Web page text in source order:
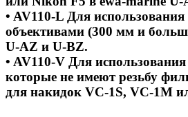
• AV110-L Для
объективами (300 мм и
U-AZ и U-BZ.
• AV110-V Для
которые не имеют резьбу
для накидок VC-1S, VC-1M